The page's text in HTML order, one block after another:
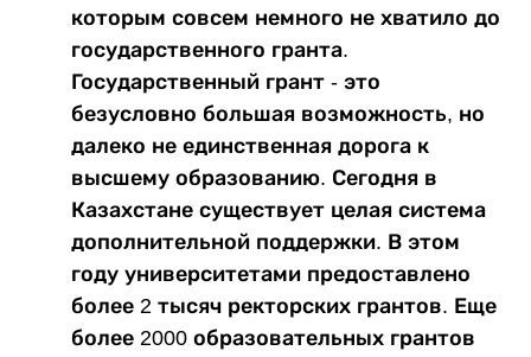
которым совсем немного не хватило до
государственного гранта.
Государственный грант - это
безусловно большая возможность, но
далеко не единственная дорога к
высшему образованию. Сегодня в
Казахстане существует целая система
дополнительной поддержки. В этом
году университетами предоставлено
более 2 тысяч ректорских грантов. Еще
более 2000 образовательных грантов